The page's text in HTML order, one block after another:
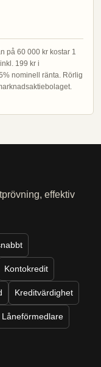
på 60 000 kr kostar 1
199 kr i
nominell ränta. Rörlig
effektiv
Kontokredit
Kreditvärdighet
Låneförmedlare